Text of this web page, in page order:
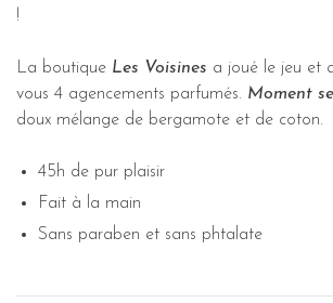
!
La boutique Les Voisines a joué le jeu et
vous 4 agencements parfumés. Moment
doux mélange de bergamote et de coton.
45h de pur plaisir
Fait à la main
Sans paraben et sans phtalate